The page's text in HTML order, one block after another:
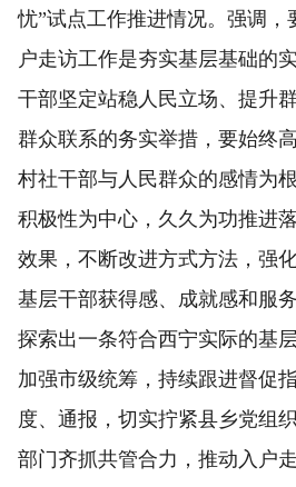
忧”试点工作推进情况。强调，
户走访工作是夯实基层基础的
干部坚定站稳人民立场、提升
群众联系的务实举措，要始终
村社干部与人民群众的感情为
积极性为中心，久久为功推进
效果，不断改进方式方法，强
基层干部获得感、成就感和服
探索出一条符合西宁实际的基
加强市级统筹，持续跟进督促
度、通报，切实拧紧县乡党组
部门齐抓共管合力，推动入户